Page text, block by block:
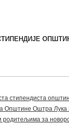
стипендиста
Општине Оштра Лука
родитељима за